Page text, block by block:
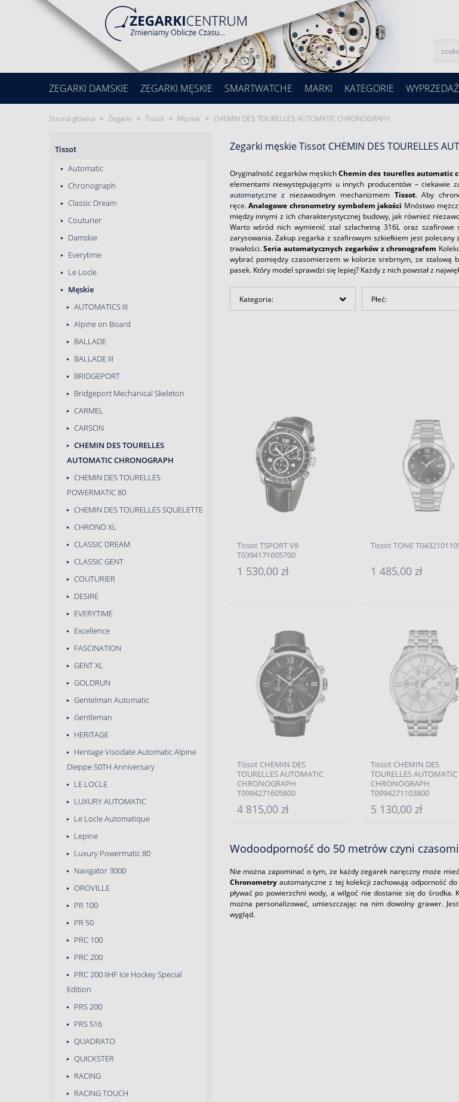
ZEGARKI DAMSKIE ZEGARKI MĘSKIE SMARTWATCHE MARKI KATEGORIE WYPRZEDAŻ
Strona główna » Zegarki » Tissot » Męskie » CHEMIN DES TOURELLES AUTOMATIC CHRONOGRAPH
Tissot
Automatic
Chronograph
Classic Dream
Couturier
Damskie
Everytime
Le Locle
Męskie
AUTOMATICS III
Alpine on Board
BALLADE
BALLADE III
BRIDGEPORT
Bridgeport Mechanical Skeleton
CARMEL
CARSON
CHEMIN DES TOURELLES
AUTOMATIC CHRONOGRAPH
CHEMIN DES TOURELLES
POWERMATIC 80
CHEMIN DES TOURELLES SQUELETTE
CHRONO XL
CLASSIC DREAM
CLASSIC GENT
COUTURIER
DESIRE
EVERYTIME
Excellence
FASCINATION
GENT XL
GOLDRUN
Gentelman Automatic
Gentleman
HERITAGE
Heritage Visodate Automatic Alpine
Dieppe 50TH Anniversary
LE LOCLE
LUXURY AUTOMATIC
Le Locle Automatique
Lepine
Luxury Powermatic 80
Navigator 3000
OROVILLE
PR 100
PR 50
PRC 100
PRC 200
PRC 200 IIHF Ice Hockey Special
Edition
PRS 200
PRS 516
QUADRATO
QUICKSTER
RACING
RACING TOUCH
Zegarki męskie Tissot CHEMIN DES TOURELLES
Oryginalność zegarków męskichChemin des tourelles automatic
elementami niewystępującymi u innych producentów – ciekawie
automatyczne z niezawodnym mechanizmem Tissot. Aby
ręce.Analogowe chronometry symbolem jakości Mnóstwo
między innymi z ich charakterystycznej budowy, jak również
Warto wśród nich wymienić stal szlachetną 316L oraz szafirowe
zarysowania. Zakup zegarka z szafirowym szkiełkiem jest
trwałości.Seria automatycznych zegarków z chronografem
wybrać pomiędzy czasomierzem w kolorze srebrnym, ze stalową
pasek. Który model sprawdzi się lepiej? Każdy z nich powstał z
Kategoria: Płeć:
Tissot TSPORT V8
T0394171605700
1 530,00 zł
Tissot TONE
1 485,00 zł
Tissot CHEMIN DES
TOURELLES AUTOMATIC
CHRONOGRAPH
T0994271605800
4 815,00 zł
Tissot CHEMIN DES
TOURELLES AUTOMATIC
CHRONOGRAPH
T0994271103800
5 130,00 zł
Wodoodporność do 50 metrów czyni
Nie można zapominać o tym, że każdy zegarek naręczny może
Chronometryautomatyczne z tej kolekcji zachowują odporność
pływać po powierzchni wody, a wilgoć nie dostanie się do środka.
można personalizować, umieszczając na nim dowolny grawer.
wygląd.